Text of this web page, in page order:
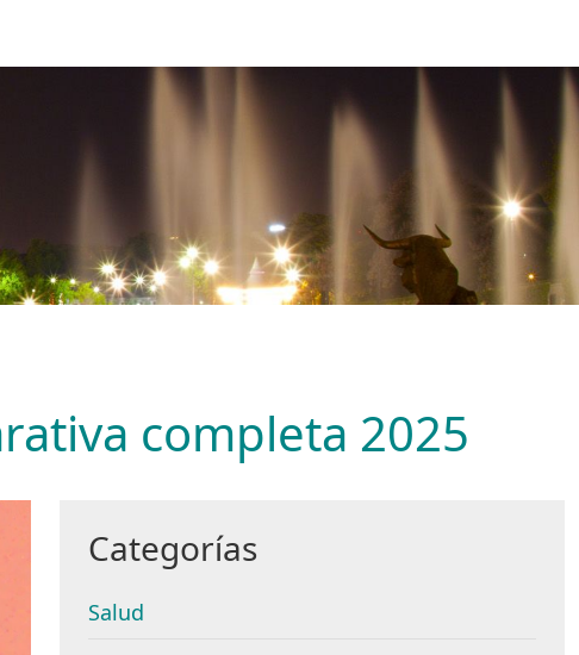
completa 2025
Categorías
Salud